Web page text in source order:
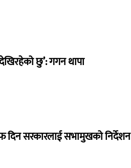
छु’: गगन थापा
दिन सरकारलाई सभामुखको निर्देशन